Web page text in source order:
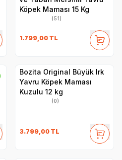
Köpek Maması 15 Kg
(51)
1.799,00 TL
Bozita Original Büyük Irk
Yavru Köpek Maması
Kuzulu 12 kg
(0)
3.799,00 TL